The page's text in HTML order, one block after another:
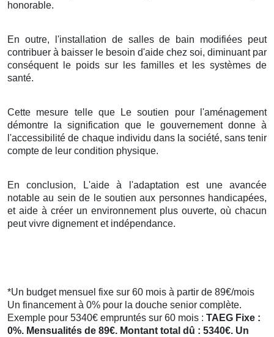
honorable.
En outre, l'installation de salles de bain modifiées peut
contribuer à baisser le besoin d'aide chez soi, diminuant par
conséquent le poids sur les familles et les systèmes de
santé.
Cette mesure telle que Le soutien pour l'aménagement
démontre la signification que le gouvernement donne à
l'accessibilité de chaque individu dans la société, sans tenir
compte de leur condition physique.
En conclusion, L'aide à l'adaptation est une avancée
notable au sein de le soutien aux personnes handicapées,
et aide à créer un environnement plus ouverte, où chacun
peut vivre dignement et indépendance.
*Un budget mensuel fixe sur 60 mois à partir de 89€/mois
Un financement à 0% pour la douche senior complète.
Exemple pour 5340€ empruntés sur 60 mois : TAEG Fixe :
0%. Mensualités de 89€. Montant total dû : 5340€. Un